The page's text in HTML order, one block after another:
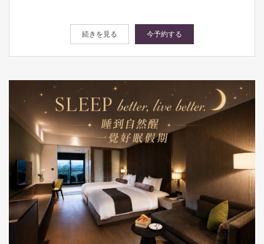
続きを見る 今予約する